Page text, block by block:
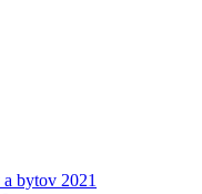
bytov 2021